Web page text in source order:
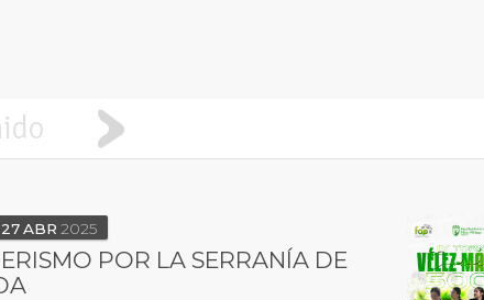
27 ABR 2025
POR LA SERRANÍA DE